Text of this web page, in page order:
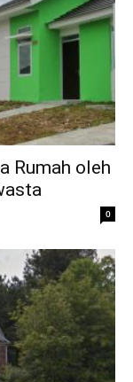
Rumah oleh
0